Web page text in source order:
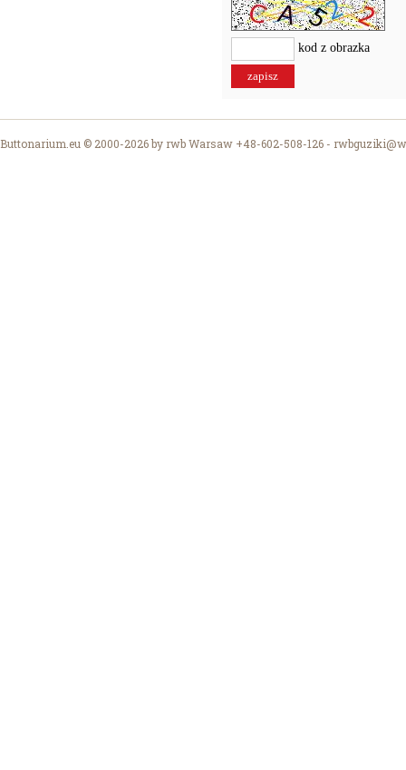
kod z obrazka
Buttonarium.eu © 2000-2026 by rwb Warsaw +48-602-508-126 -